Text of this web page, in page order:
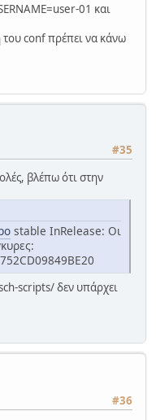
01 και
conf πρέπει να κάνω
#35
βλέπω ότι στην
stable InRelease: Οι
scripts/ δεν υπάρχει
#36